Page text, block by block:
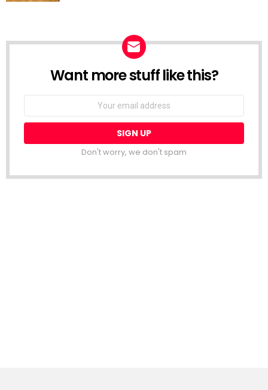
NEWSLETTER
Want more stuff like this?
Don't worry, we don't spam